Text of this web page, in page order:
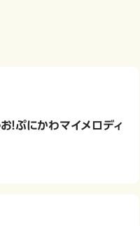
！ぷにかわマイメロディ